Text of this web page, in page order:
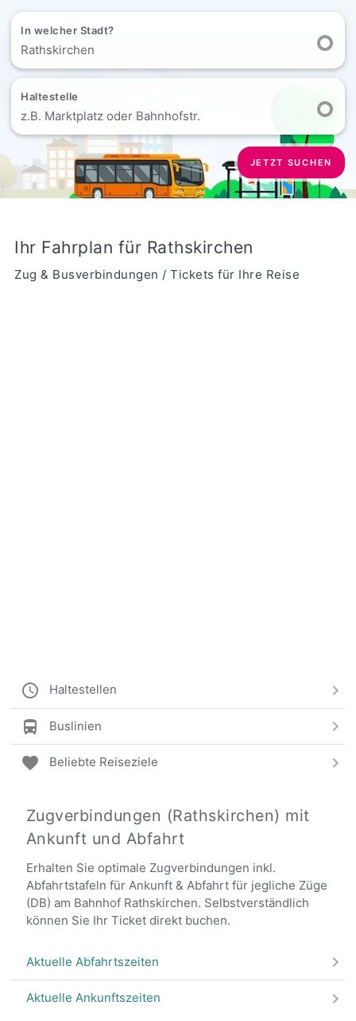
In welcher Stadt?
Rathskirchen
Haltestelle
z.B. Marktplatz oder Bahnhofstr.
JETZT SUCHEN
Ihr Fahrplan für Rathskirchen
Zug & Busverbindungen / Tickets für Ihre Reise
Haltestellen
Buslinien
Beliebte Reiseziele
Zugverbindungen (Rathskirchen) mit
Ankunft und Abfahrt
Erhalten Sie optimale Zugverbindungen inkl.
Abfahrtstafeln für Ankunft & Abfahrt für jegliche Züge
(DB) am Bahnhof Rathskirchen. Selbstverständlich
können Sie Ihr Ticket direkt buchen.
Aktuelle Abfahrtszeiten
Aktuelle Ankunftszeiten